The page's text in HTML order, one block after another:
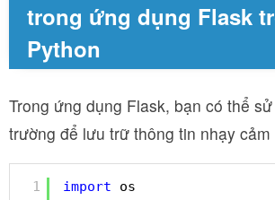
trong ứng dụng Flask
Python
Trong ứng dụng Flask, bạn có thể
trường để lưu trữ thông tin nhạy
1
import
os